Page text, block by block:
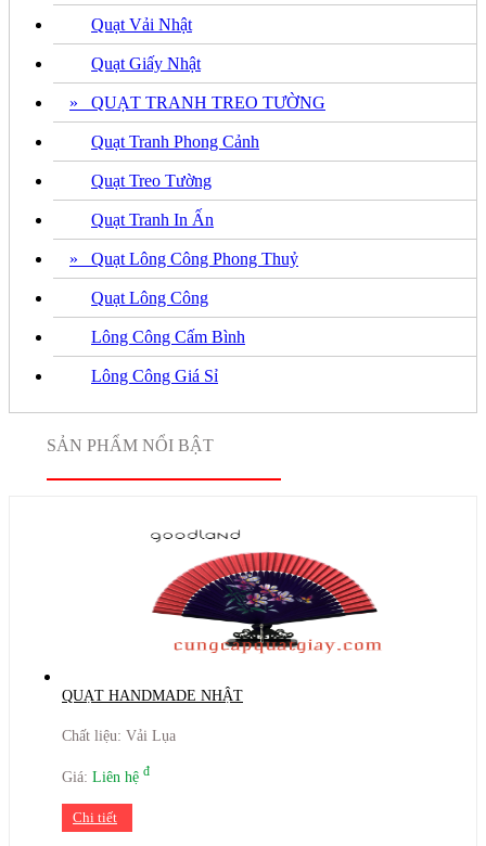
Quạt Vải Nhật
Quạt Giấy Nhật
» QUẠT TRANH TREO TƯỜNG
Quạt Tranh Phong Cảnh
Quạt Treo Tường
Quạt Tranh In Ấn
» Quạt Lông Công Phong Thuỷ
Quạt Lông Công
Lông Công Cấm Bình
Lông Công Giá Sỉ
SẢN PHẨM NỔI BẬT
QUẠT HANDMADE NHẬT
Chất liệu: Vải Lụa
Giá: Liên hệ đ
Chi tiết